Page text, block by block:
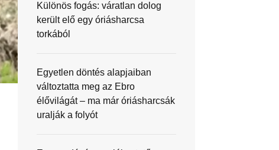
Különös fogás: váratlan dolog
került elő egy óriásharcsa
torkából
Egyetlen döntés alapjaiban
változtatta meg az Ebro
élővilágát – ma már óriásharcsák
uralják a folyót